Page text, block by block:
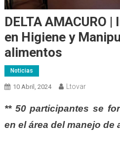
DELTA AMACURO
en Higiene y
alimentos
Noticias
10 Abril, 2024 Ltovar
** 50 participantes se
en el área del manejo de